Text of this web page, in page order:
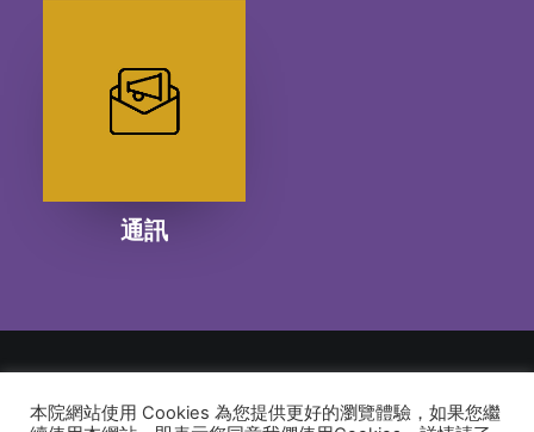
通訊
© 2026 建道神學院Alliance Bible Seminary. All rights reserved
本院網站使用 Cookies 為您提供更好的瀏覽體驗，如果您繼